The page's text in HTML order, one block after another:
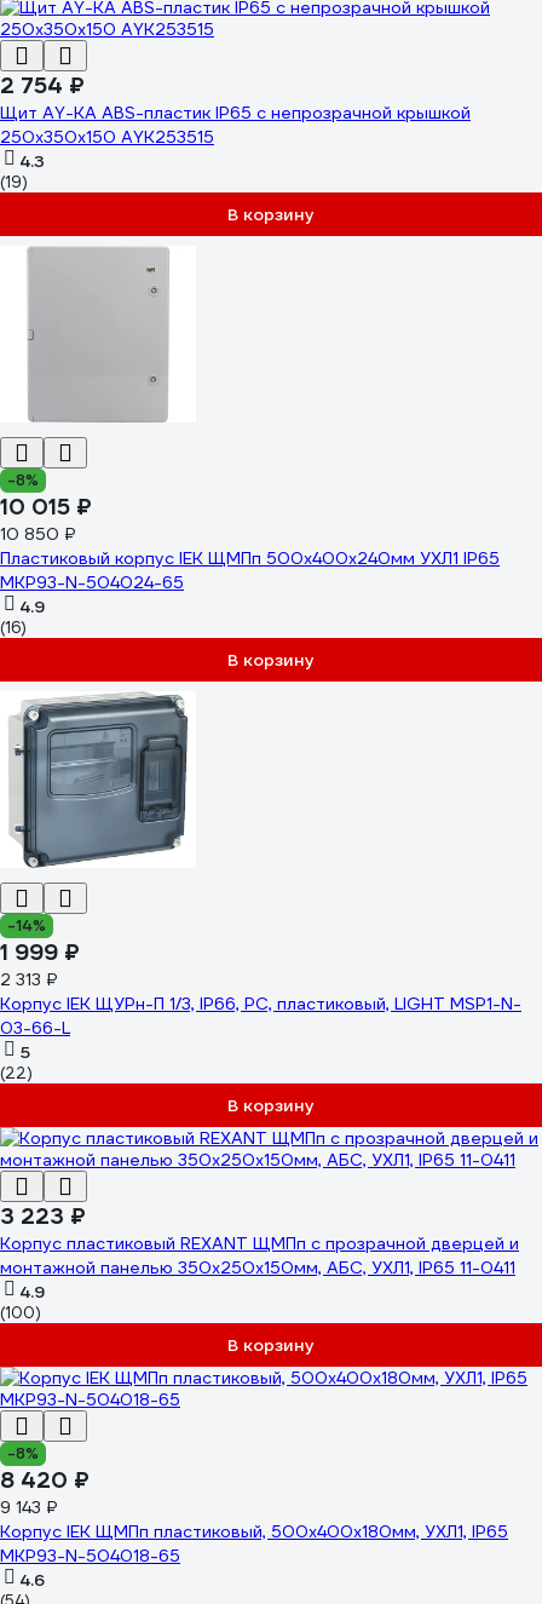
2 754 ₽
Щит AY-KA ABS-пластик IP65 с непрозрачной крышкой
250x350x150 AYK253515
4.3
(19)
В корзину
-8%
10 015 ₽
10 850 ₽
Пластиковый корпус IEK ЩМПп 500x400x240мм УХЛ1 IP65
MKP93-N-504024-65
4.9
(16)
В корзину
-14%
1 999 ₽
2 313 ₽
Корпус IEK ЩУРн-П 1/3, IP66, PC, пластиковый, LIGHT MSP1-N-
03-66-L
5
(22)
В корзину
3 223 ₽
Корпус пластиковый REXANT ЩМПп с прозрачной дверцей и
монтажной панелью 350x250x150мм, АБС, УХЛ1, IP65 11-0411
4.9
(100)
В корзину
-8%
8 420 ₽
9 143 ₽
Корпус IEK ЩМПп пластиковый, 500х400х180мм, УХЛ1, IP65
MKP93-N-504018-65
4.6